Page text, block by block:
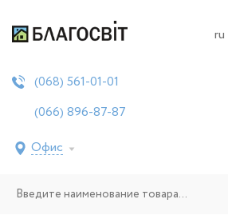
ru
(068) 561-01-01
(066) 896-87-87
Офис